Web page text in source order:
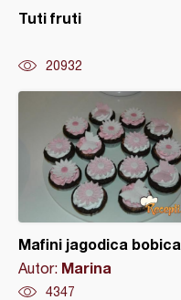
Tuti fruti
20932
Mafini jagodica bobica
Autor: Marina
4347